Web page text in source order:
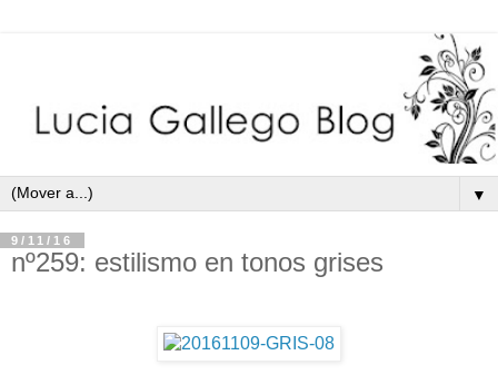
▼
9/11/16
nº259: estilismo en tonos grises